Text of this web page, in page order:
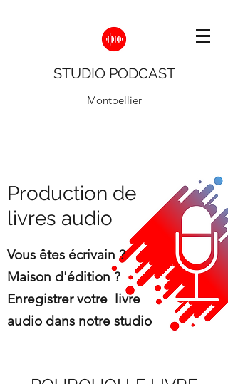
STUDIO PODCAST
Montpellier
Production de
livres audio
Vous êtes écrivain ?
Maison d'édition ?
Enregistrer votre livre
audio dans notre studio